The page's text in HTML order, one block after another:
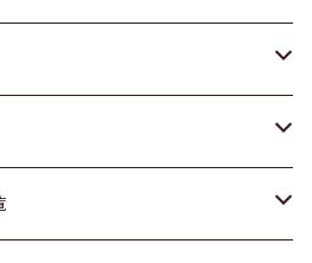
アンティーク
ニチャー